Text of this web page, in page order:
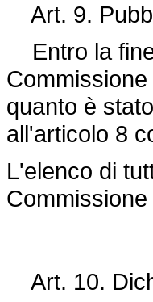
Art. 9.
Entro la
quanto è
all'articolo 8
L'elenco di
Art. 10.